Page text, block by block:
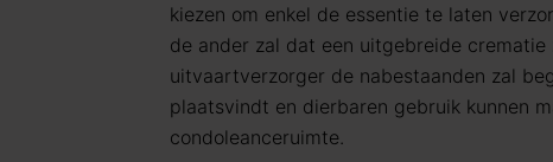
kiezen om enkel de essentie te laten
de ander zal dat een uitgebreide crematie
uitvaartverzorger de nabestaanden zal
plaatsvindt en dierbaren gebruik kunnen
condoleanceruimte.